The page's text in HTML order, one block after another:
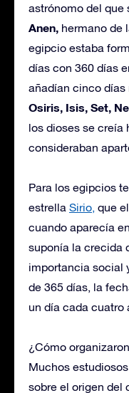
astrónomo del que
Anen, hermano de
egipcio estaba
días con 360 días
añadían cinco días
Osiris, Isis, Set,
los dioses se creía
consideraban
Para los egipcios
estrella Sirio, que
cuando aparecía
suponía la crecida
importancia social
de 365 días, la
un día cada cuatro
¿Cómo
Muchos
sobre el origen del